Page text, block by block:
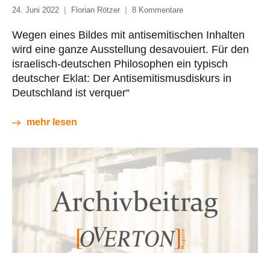
24. Juni 2022 Florian Rötzer 8 Kommentare
Wegen eines Bildes mit antisemitischen Inhalten
wird eine ganze Ausstellung desavouiert. Für den
israelisch-deutschen Philosophen ein typisch
deutscher Eklat: Der Antisemitismusdiskurs in
Deutschland ist verquer“
mehr lesen